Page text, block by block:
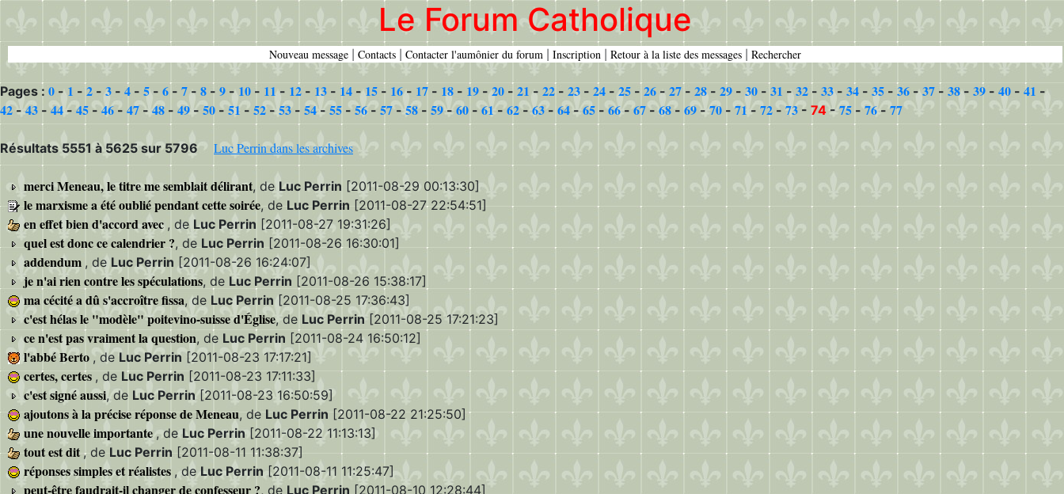
Le Forum Catholique
Nouveau message Contacts Contacter l'aumônier du forum Inscription Retour à la liste des messages Rechercher
Pages : 0 -1 - 2 - 3 - 4 - 5- 6 - 7 - 8 - 9 -10 - 11- 12 - 13 - 14 -15 - 16- 17 - 18 - 19 -20 - 21 - 22 - 23 - 24 - 25 - 26 - 27 - 28 - 29 - 30 - 31 - 32 - 33- 34 - 35 - 36 -37 - 38- 39 - 40 - 41 -
42 -43 - 44 - 45 - 46 - 47 - 48 - 49 - 50 - 51 - 52 - 53 - 54 - 55 - 56 - 57 - 58 - 59 - 60 - 61- 62 - 63 - 64 -65 - 66- 67 - 68 - 69 -70 - 71 - 72 - 73 - 74 -75 - 76- 77
Résultats 5551 à 5625 sur 5796 Luc Perrin dans les archives
merci Meneau, le titre me semblait délirant, de Luc Perrin [2011-08-29 00:13:30]
le marxisme a été oublié pendant cette soirée, de Luc Perrin [2011-08-27 22:54:51]
en effet bien d'accord avec , de Luc Perrin [2011-08-27 19:31:26]
quel est donc ce calendrier ?, de Luc Perrin [2011-08-26 16:30:01]
addendum , de Luc Perrin [2011-08-26 16:24:07]
je n'ai rien contre les spéculations, de Luc Perrin [2011-08-26 15:38:17]
ma cécité a dû s'accroître fissa, de Luc Perrin [2011-08-25 17:36:43]
c'est hélas le "modèle" poitevino-suisse d'Église, de Luc Perrin[2011-08-25 17:21:23]
ce n'est pas vraiment la question, de Luc Perrin [2011-08-24 16:50:12]
l'abbé Berto , de Luc Perrin [2011-08-23 17:17:21]
certes, certes , de Luc Perrin [2011-08-23 17:11:33]
c'est signé aussi, de Luc Perrin[2011-08-23 16:50:59]
ajoutons à la précise réponse de Meneau, de Luc Perrin [2011-08-22 21:25:50]
une nouvelle importante, de Luc Perrin [2011-08-22 11:13:13]
tout est dit , de Luc Perrin [2011-08-11 11:38:37]
réponses simples et réalistes , deLuc Perrin[2011-08-11 11:25:47]
peut-être faudrait-il changer de confesseur ?, de Luc Perrin [2011-08-10 12:28:44]